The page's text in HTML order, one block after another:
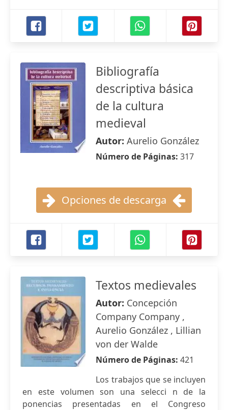
Bibliografía
descriptiva básica
de la cultura
medieval
Autor: Aurelio González
Número de Páginas: 317
Opciones de descarga
Textos medievales
Autor: Concepción
Company Company ,
Aurelio González , Lillian
von der Walde
Número de Páginas: 421
Los trabajos que se incluyen
en este volumen son una selecci n de la
ponencias presentadas en el Congreso